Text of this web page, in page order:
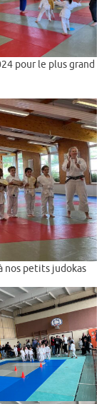
pour le plus grand
nos petits judokas